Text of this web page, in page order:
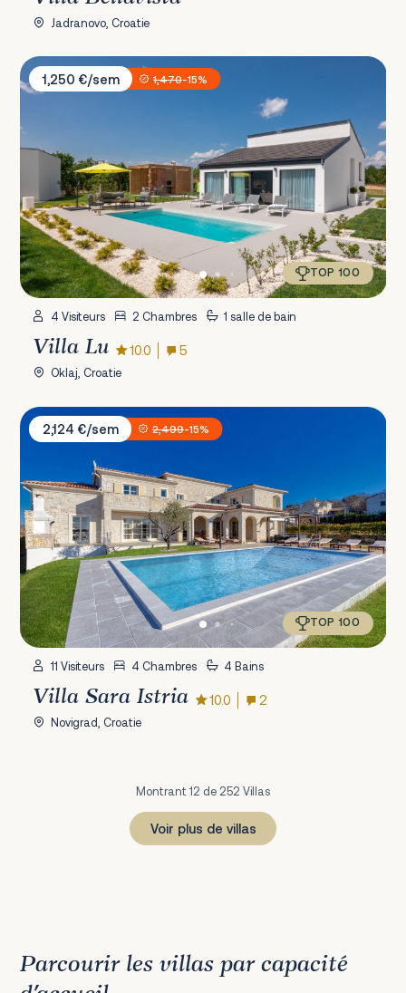
Jadranovo, Croatie
Villa Lu
1,250 €/sem
1,470-15%
TOP 100
4 Visiteurs 2 Chambres 1 salle de bain
Villa Lu 10.0 5
Oklaj, Croatie
Villa Sara Istria
2,124 €/sem
2,499-15%
TOP 100
11 Visiteurs 4 Chambres 4 Bains
Villa Sara Istria 10.0 2
Novigrad, Croatie
Montrant 12 de 252 Villas
Voir plus de villas
Parcourir les villas par capacité